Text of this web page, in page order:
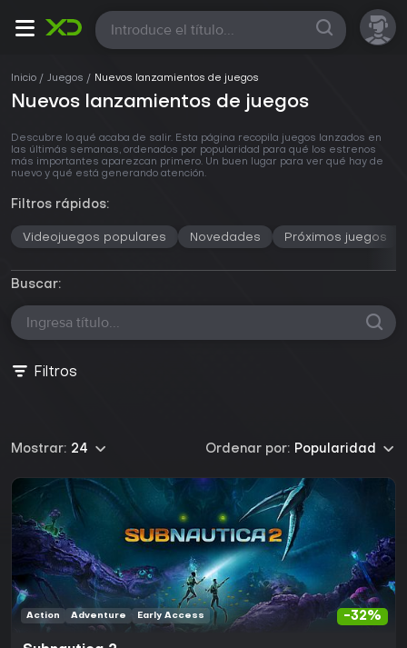
Todas
Inicio Juegos Nuevos lanzamientos de juegos
Nuevos lanzamientos de juegos
Descubre lo qué acaba de salir. Esta página recopila juegos lanzados en
las últimás semanas, ordenados por popularidad para qué los estrenos
más importantes aparezcan primero. Un buen lugar para ver qué hay de
nuevo y qué está generando atención.
Filtros rápidos:
Videojuegos populares Novedades Próximos juegos
Buscar:
Filtros
Ordenar por: Popularidad
Mostrar: 24
-32%
Action Adventure Early Access